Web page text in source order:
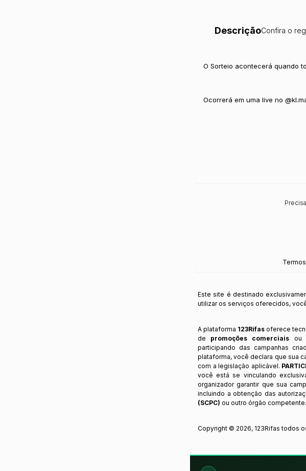
DescriçãoConfira o
O Sorteio acontecerá quando
Ocorrerá em uma live no
Este site é destinado
utilizar os serviços oferecidos,
A plataforma 123Rifas oferece
de promoções comerciais ou
participando das campanhas
plataforma, você declara que sua
com a legislação aplicável.
você está se vinculando
organizador garantir que sua
incluindo a obtenção das
(SCPC) ou outro órgão competente.
Copyright © 2026, 123Rifas todos